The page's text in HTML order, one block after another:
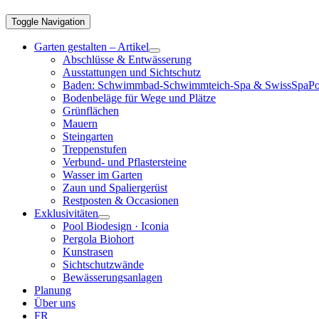
Toggle Navigation
Garten gestalten – Artikel
Abschlüsse & Entwässerung
Ausstattungen und Sichtschutz
Baden: Schwimmbad-Schwimmteich-Spa &
Bodenbeläge für Wege und Plätze
Grünflächen
Mauern
Steingarten
Treppenstufen
Verbund- und Pflastersteine
Wasser im Garten
Zaun und Spaliergerüst
Restposten & Occasionen
Exklusivitäten
Pool Biodesign · Iconia
Pergola Biohort
Kunstrasen
Sichtschutzwände
Bewässerungsanlagen
Planung
Über uns
FR